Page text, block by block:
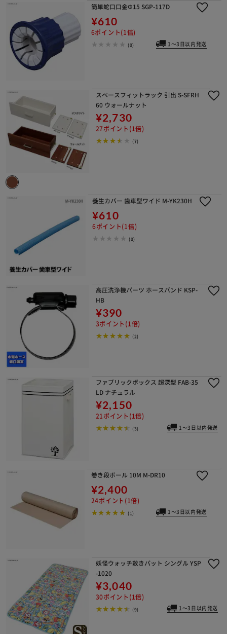
簡単蛇口口金Φ15 SGP-117D
¥610
6ポイント(1倍)
(0) 1～3日以内発送
スペースフィットラック 引出 S-SFRH
60 ウォールナット
¥2,730
27ポイント(1倍)
(7)
養生カバー 歯車型ワイド M-YK230H
¥610
6ポイント(1倍)
(0)
高圧洗浄機パーツ ホースバンド KSP-
HB
¥390
3ポイント(1倍)
(2)
ファブリックボックス 超深型 FAB-35
LD ナチュラル
¥2,150
21ポイント(1倍)
(3) 1～3日以内発送
巻き段ボール 10M M-DR10
¥2,400
24ポイント(1倍)
(1) 1～3日以内発送
妖怪ウォッチ敷きパット シングル YSP
-1020
¥3,040
30ポイント(1倍)
(9) 1～3日以内発送